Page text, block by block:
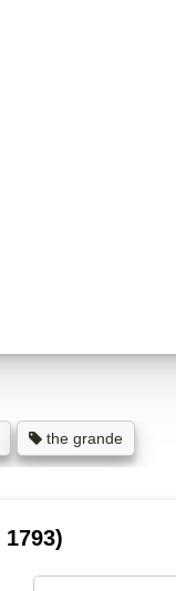
the grande
1793)